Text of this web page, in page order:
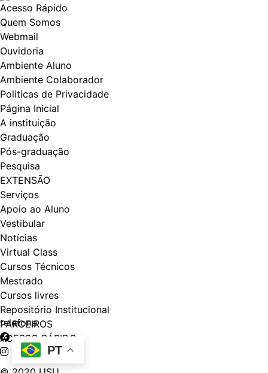
PT
Acesso Rápido
Quem Somos
Webmail
Ouvidoria
Ambiente Aluno
Ambiente Colaborador
Politicas de Privacidade
Página Inicial
A instituição
Graduação
Pós-graduação
Pesquisa
EXTENSÃO
Serviços
Apoio ao Aluno
Vestibular
Notícias
Virtual Class
Cursos Técnicos
Mestrado
Cursos livres
Repositório Institucional
PARCEIROS
ACESSO RÁPIDO
telefone